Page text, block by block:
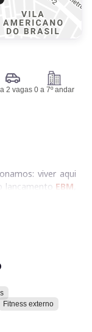
2 vagas 0 a 7º andar
viver aqui
lançamento EBM
orbitam
Fitness externo